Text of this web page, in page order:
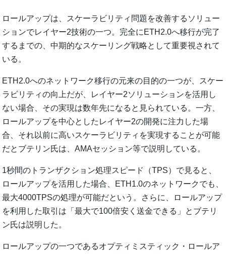
ロールアップは、スケーラビリティ問題を改善するソリュー
ションでレイヤー2技術の一つ。完全にETH2.0へ移行が完了
するまでの、中期的なスケーリング戦略として重要視されて
いる。
ETH2.0へのネットワーク移行の元来の目的の一つが、スケー
ラビリティの向上だが、レイヤー2ソリューションを活用し
ない場合、その実現は数年先になると見られている。一方、
ロールアップを中心としたレイヤー2の開発に注力した場
合、それ以前に高いスケーラビリティを実現することが可能
だとブテリン氏は、AMAセッション等で説明している。
1秒間のトランザクション処理スピード（TPS）で見ると、
ロールアップを活用した場合、ETH1.0のネットワークでも、
最大4000TPSの処理が可能だという。さらに、ロールアップ
を利用した取引は「最大で100倍安く送金できる」とブテリ
ン氏は説明した。
ロールアップの一つであるオプティミスティック・ロールア